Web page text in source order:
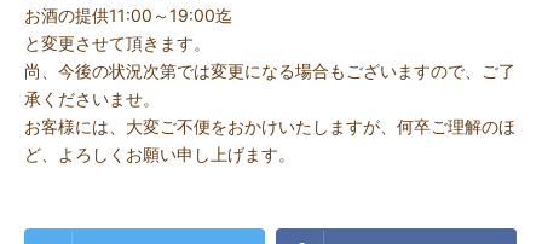
お酒の提供11:00～19:00迄
と変更させて頂きます。
尚、今後の状況次第では変更になる場合もございますので、ご了
承くださいませ。
お客様には、大変ご不便をおかけいたしますが、何卒ご理解のほ
ど、よろしくお願い申し上げます。